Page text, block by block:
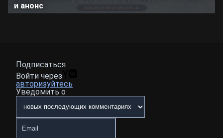
и анонс
Подписаться
Войти через
авторизуйтесь
Уведомить о